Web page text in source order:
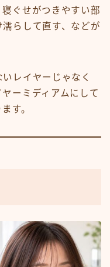
ぐせがつきやすい部
らして直す、などが
レイヤーじゃなく
ーミディアムにして
す。